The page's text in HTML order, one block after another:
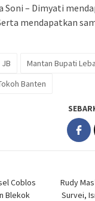
Soni – Dimyati
mendapatkan
JB
Mantan Bupati
Banten
Coblos
Blekok
Rudy
Survei,